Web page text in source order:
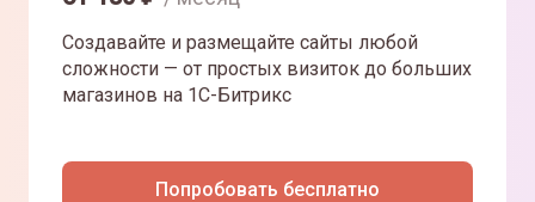
Создавайте и размещайте сайты любой
сложности — от простых визиток до больших
магазинов на 1С-Битрикс
Попробовать бесплатно